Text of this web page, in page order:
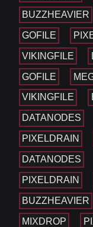
BUZZHEAVIER
GOFILE
VIKINGFILE
GOFILE
VIKINGFILE
DATANODES
PIXELDRAIN
DATANODES
PIXELDRAIN
BUZZHEAVIER
MIXDROP